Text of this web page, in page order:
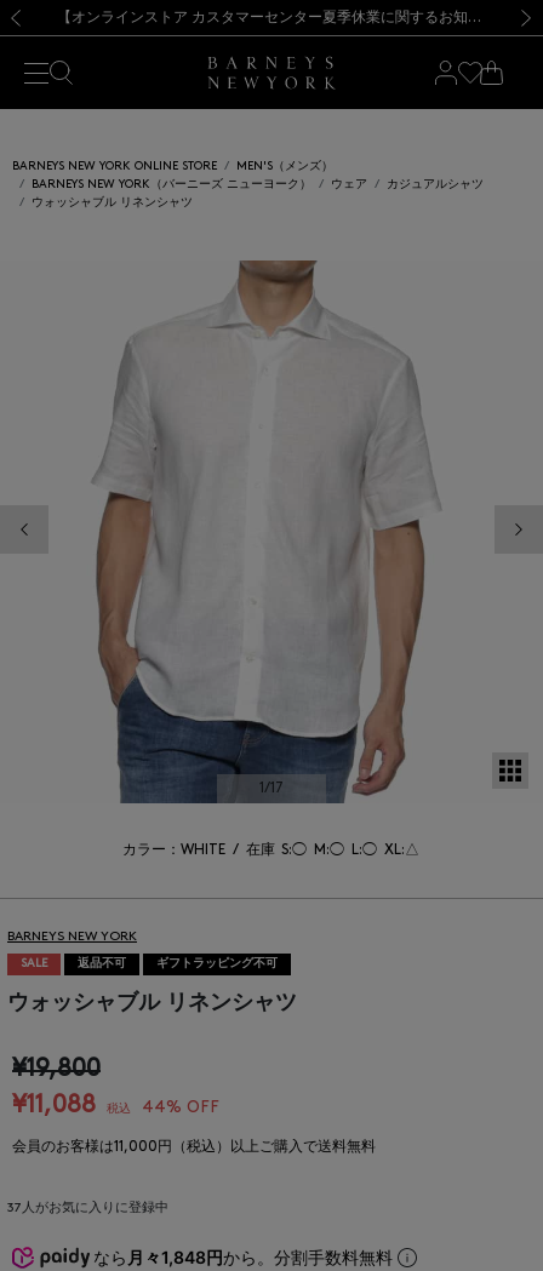
新規登録のお客様も対象！＜MY BARNEYS＞会員のお客様は11,000円（税込）以上のお買上げで常時送料無料！お買い物の際は会員登録を！
【夏季休業に伴う出荷一時停止のお知らせ】(2026.8.7) 【オンラインストア カスタマーセンター夏季休業に関するお知らせ】（2026.8.7）
【夏季休業に伴う返品・交換承り一時停止のお知らせ】（2026.8.5）
熊本県を中心とした地震の影響によるお荷物のお届けについて
【開催中】SUMMER SALEのご案内・ご注意事項 新規登録のお客様も対象！＜MY BARNEYS＞会員のお客様は11,000円（税込）以上のお買上げで常時送料無料！お買い物の際は会員登録を！
【夏季休業に伴う出荷一時停止のお知らせ】(2026.8.7)
BARNEYS NEW YORK ONLINE STORE
MEN'S（メンズ）
BARNEYS NEW YORK（バーニーズ ニューヨーク）
ウェア
カジュアルシャツ
ウォッシャブル リネンシャツ
1/17
カラー：WHITE / 在庫 S:◯ M:◯ L:◯ XL:△
BARNEYS NEW YORK
SALE 返品不可 ギフトラッピング不可
ウォッシャブル リネンシャツ
¥19,800
¥11,088
税込 44% OFF
会員のお客様は11,000円（税込）以上ご購入で送料無料
37 人がお気に入りに登録中
なら 月々1,848円から。分割手数料無料